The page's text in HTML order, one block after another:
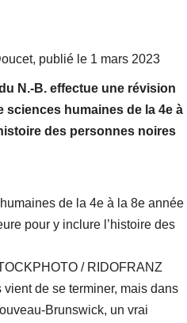
publié le 1 mars 2023
N.-B. effectue une révision
sciences humaines de la 4e à
des personnes noires
de la 4e à la 8e année
pour y inclure l’histoire des
/ RIDOFRANZ
de se terminer, mais dans
Brunswick, un vrai